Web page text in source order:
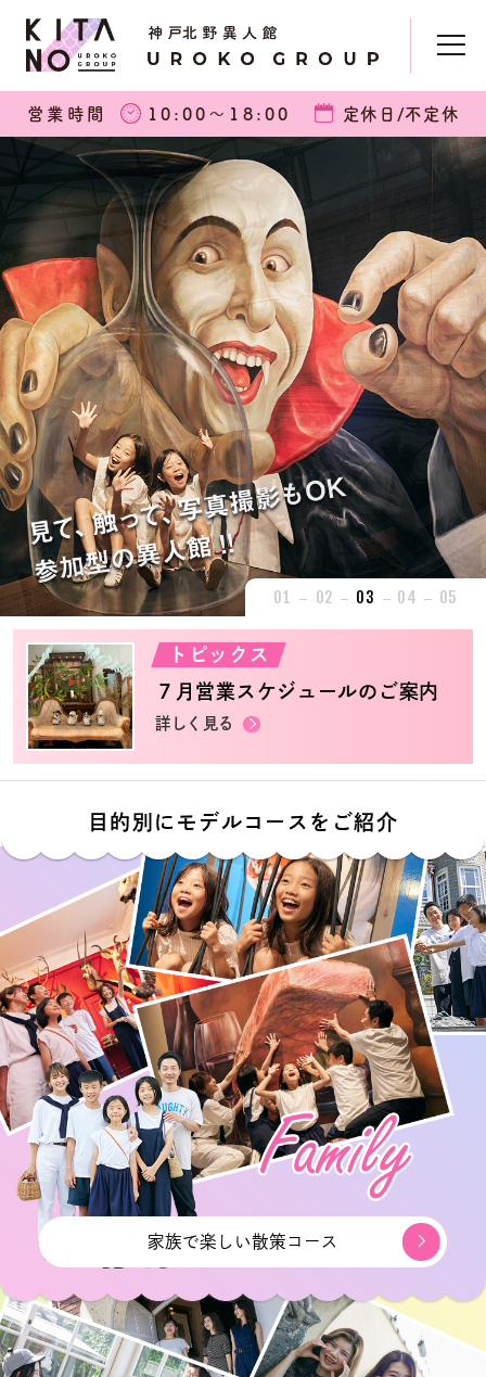
営業時間 10:00〜18:00 定休日/不定休
01 02 03 04 05
トピックス
７月営業スケジュールのご案内
詳しく見る
目的別にモデルコースをご紹介
家族で楽しい散策コース